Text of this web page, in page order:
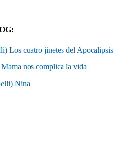
Los cuatro jinetes del Apocalipsis
nos complica la vida
Nina